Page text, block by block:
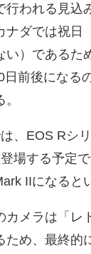
行われる見込
ナダでは祝日
い）であるた
日前後になる
、EOS Rシ
場する予定
IIになると
カメラは「レ
ため、最終的